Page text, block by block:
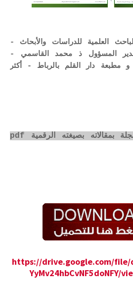
الباحث العلمية للدراسات والأبحاث -
2026 - المدير المسؤول ذ محمد القاسمي -
مطبعة دار القلم بالرباط - أكثر
رابط تحميل كتاب المجلة بمقالاته بصيغته الرقمية pdf
https://drive.google.com/file/
YyMv24hbCvNF5doNFY/